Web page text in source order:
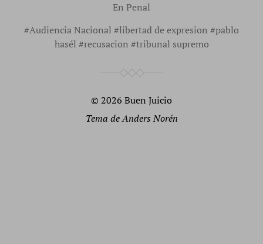
En Penal
#Audiencia Nacional #libertad de expresion #pablo
hasél #recusacion #tribunal supremo
© 2026 Buen Juicio
Tema deAnders Norén